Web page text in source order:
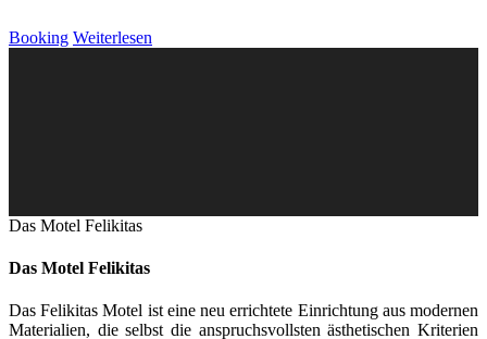
Booking Weiterlesen
Das Motel Felikitas
Das Motel Felikitas
Das Felikitas Motel ist eine neu errichtete Einrichtung aus modernen
Materialien, die selbst die anspruchsvollsten ästhetischen Kriterien